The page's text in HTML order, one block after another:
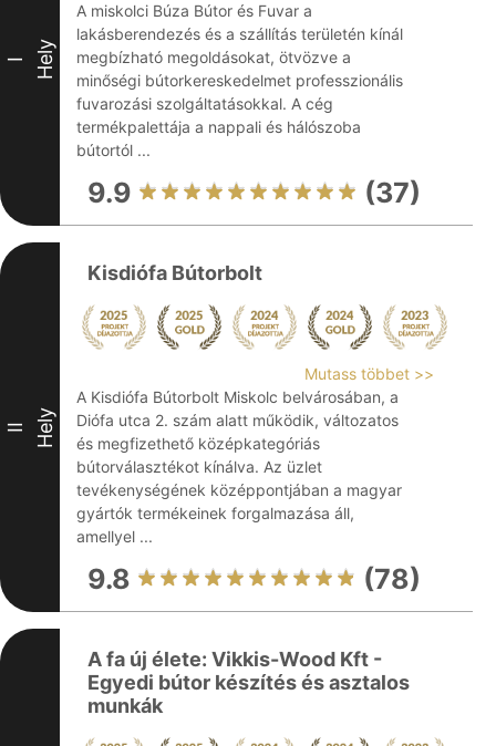
I Hely
A miskolci Búza Bútor és Fuvar a
lakásberendezés és a szállítás területén kínál
megbízható megoldásokat, ötvözve a
minőségi bútorkereskedelmet professzionális
fuvarozási szolgáltatásokkal. A cég
termékpalettája a nappali és hálószoba
bútortól ...
9.9 (37)
II Hely
Kisdiófa Bútorbolt
Mutass többet >>
A Kisdiófa Bútorbolt Miskolc belvárosában, a
Diófa utca 2. szám alatt működik, változatos
és megfizethető középkategóriás
bútorválasztékot kínálva. Az üzlet
tevékenységének középpontjában a magyar
gyártók termékeinek forgalmazása áll,
amellyel ...
9.8 (78)
A fa új élete: Vikkis-Wood Kft -
Egyedi bútor készítés és asztalos
munkák